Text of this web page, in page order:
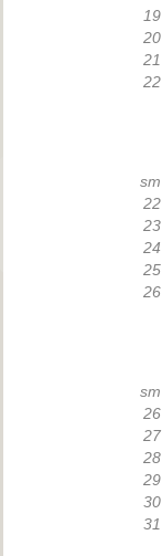
19
20
21
22
sm
22
23
24
25
26
sm
26
27
28
29
30
31